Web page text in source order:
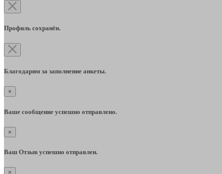
Профиль сохранён.
Благодарим за заполнение анкеты.
×
Ваше сообщение успешно отправлено.
×
Ваш Отзыв успешно отправлен.
×